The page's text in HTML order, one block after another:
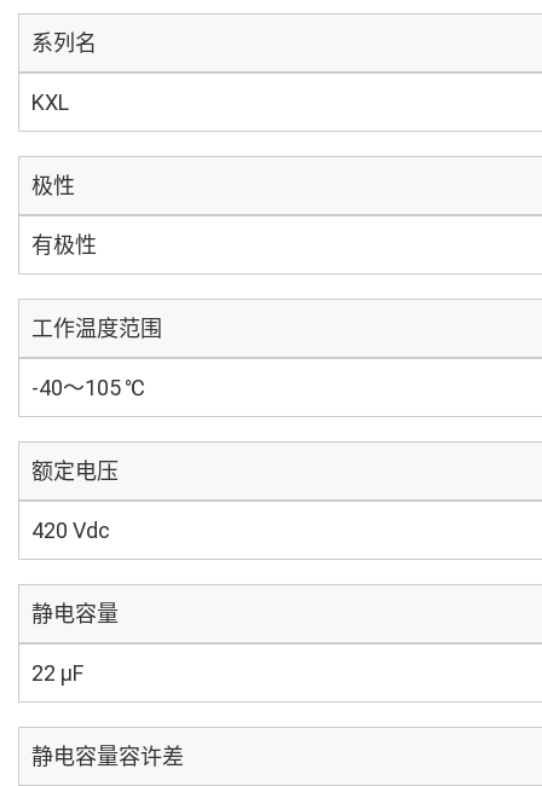
系列名
KXL
极性
有极性
工作温度范围
-40～105 ℃
额定电压
420 Vdc
静电容量
22 µF
静电容量容许差